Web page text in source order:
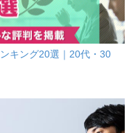
キング20選｜20代・30